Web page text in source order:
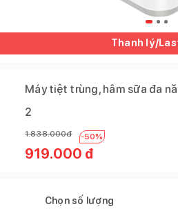
Thanh lý/
Máy tiệt trùng, hâm sữa đa
2
1.838.000đ -50%
919.000 đ
Chọn số lượng